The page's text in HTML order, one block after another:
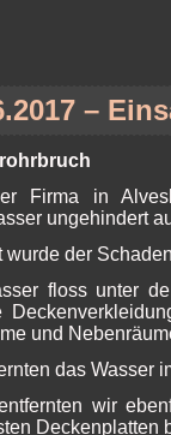
–
Firma in
ungehindert
wurde der
floss unter
und
das Wasser
wir
Deckenplatten